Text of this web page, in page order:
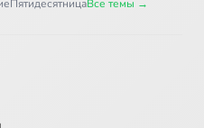
ПятидесятницаВсе темы →